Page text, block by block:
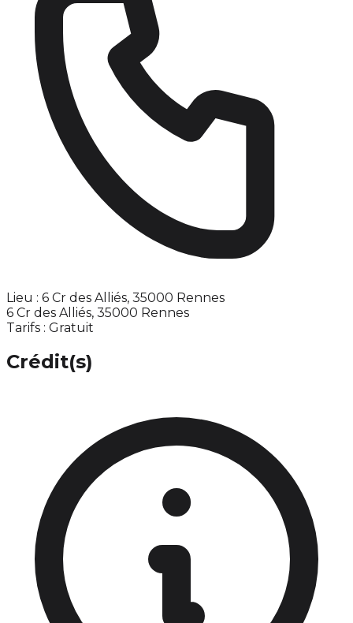
Lieu : 6 Cr des Alliés, 35000 Rennes
6 Cr des Alliés, 35000 Rennes
Tarifs : Gratuit
Crédit(s)